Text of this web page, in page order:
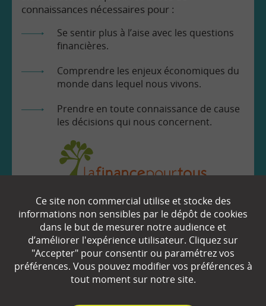
connaissances nécessaires pour :
Se sentir plus à l’aise avec les questions
financières.
Comprendre les enjeux économiques du
monde dans lequel nous vivons.
Prendre en toute connaissance de cause
les décisions qui nous concernent.
EN SAVOIR
Qui sommes-nous ?
Partenaires
Ce site non commercial utilise et stocke des
informations non sensibles par le dépôt de cookies
dans le but de mesurer notre audience et
d’améliorer l'expérience utilisateur. Cliquez sur
"Accepter" pour consentir ou paramétrez vos
préférences. Vous pouvez modifier vos préférences à
tout moment sur notre site.